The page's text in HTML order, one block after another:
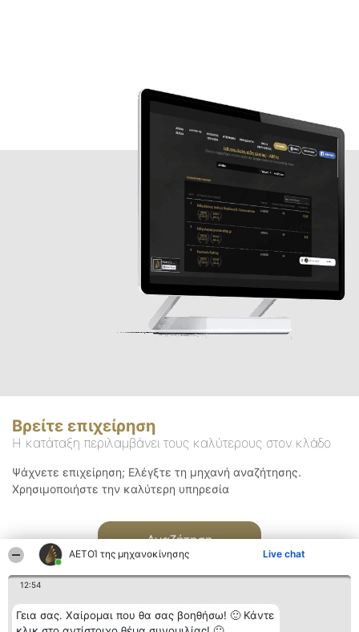
ΑΕΤΟΊ της μηχανοκίνησης Live chat
12:54
Γεια σας. Χαίρομαι που θα σας βοηθήσω! 🙂 Κάντε
Βρείτε επιχείρηση
Η κατάταξη περιλαμβάνει τους καλύτερους στον κλάδο
Ψάχνετε επιχείρηση; Ελέγξτε τη μηχανή αναζήτησης.
Χρησιμοποιήστε την καλύτερη υπηρεσία
Αναζήτηση